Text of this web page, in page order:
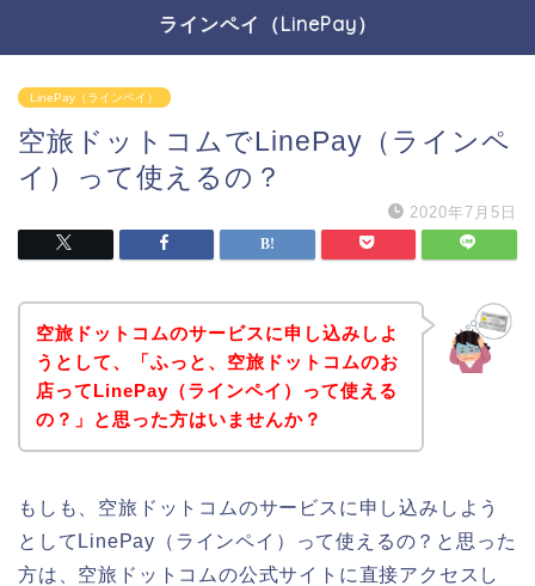
ラインペイ（LinePay）
LinePay（ラインペイ）
空旅ドットコムでLinePay（ラインペ
イ）って使えるの？
2020年7月5日
空旅ドットコムのサービスに申し込みしよ
うとして、「ふっと、空旅ドットコムのお
店ってLinePay（ラインペイ）って使える
の？」と思った方はいませんか？
もしも、空旅ドットコムのサービスに申し込みしよう
としてLinePay（ラインペイ）って使えるの？と思った
方は、空旅ドットコムの公式サイトに直接アクセスし